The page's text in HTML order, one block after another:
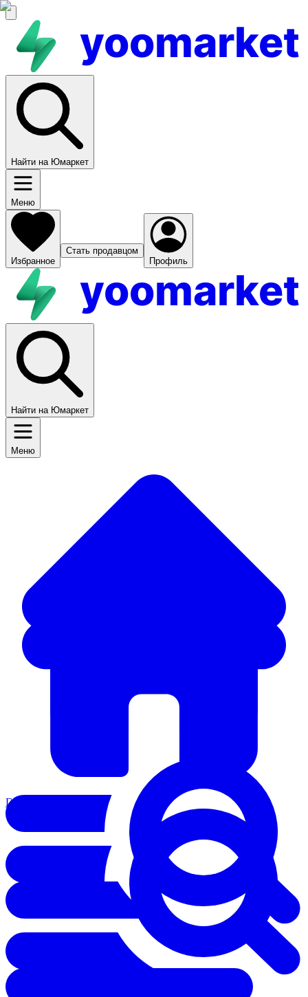
yoomarket
Найти на Юмаркет
Меню
Избранное
Стать продавцом
Профиль
yoomarket
Найти на Юмаркет
Меню
Главная